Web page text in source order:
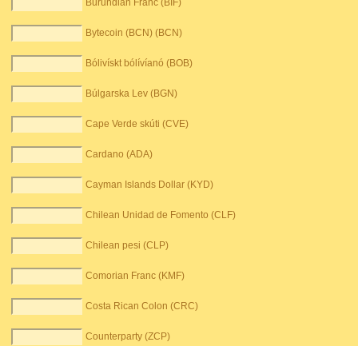
Burundian Franc (BIF)
Bytecoin (BCN) (BCN)
Bólivískt bólívíanó (BOB)
Búlgarska Lev (BGN)
Cape Verde skúti (CVE)
Cardano (ADA)
Cayman Islands Dollar (KYD)
Chilean Unidad de Fomento (CLF)
Chilean pesi (CLP)
Comorian Franc (KMF)
Costa Rican Colon (CRC)
Counterparty (ZCP)